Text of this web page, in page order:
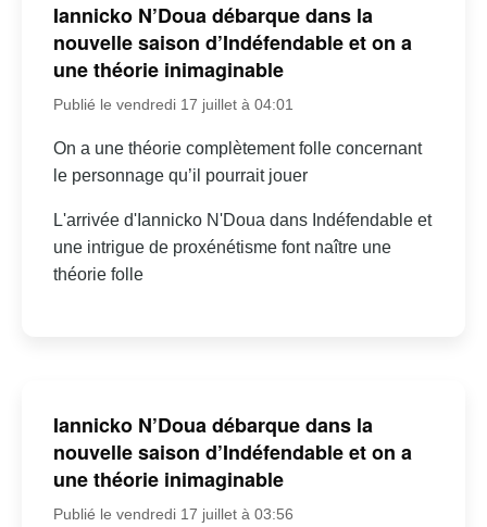
Iannicko N’Doua débarque dans la
nouvelle saison d’Indéfendable et on a
une théorie inimaginable
Publié le vendredi 17 juillet à 04:01
On a une théorie complètement folle concernant
le personnage qu’il pourrait jouer
L'arrivée d'Iannicko N'Doua dans Indéfendable et
une intrigue de proxénétisme font naître une
théorie folle
Iannicko N’Doua débarque dans la
nouvelle saison d’Indéfendable et on a
une théorie inimaginable
Publié le vendredi 17 juillet à 03:56